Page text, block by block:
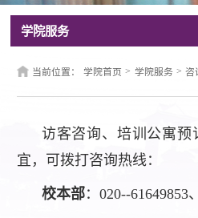
学院服务
当前位置： 学院首页 > 学院服务 > 咨
访客咨询、培训公寓
宜，可拨打咨询热线：
校本部：020--61649853